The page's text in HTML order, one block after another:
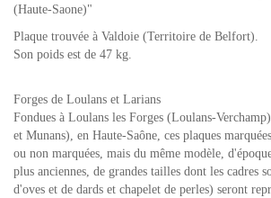
(Haute-Saone)"
Plaque trouvée à Valdoie (Territoire de Belfort).
Son poids est de 47 kg.
Forges de Loulans et Larians
Fondues à Loulans les Forges (Loulans-
et Munans), en Haute-Saône, ces plaques
ou non marquées, mais du même modèle,
plus anciennes, de grandes tailles dont les cadres
d'oves et de dards et chapelet de perles) seront